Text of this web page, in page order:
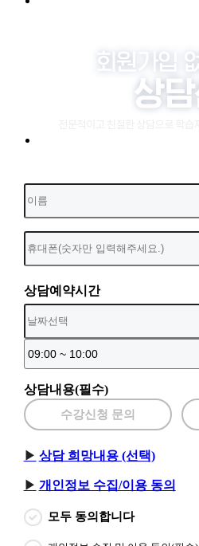
상담예약시간
상담내용(필수)
수강신청 문의
상담 희망내용 (선택)
개인정보 수집/이용 동의
모두 동의합니다